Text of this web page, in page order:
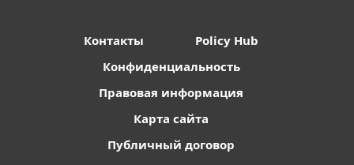
Контакты
Policy Hub
Конфиденциальность
Правовая информация
Карта сайта
Публичный договор